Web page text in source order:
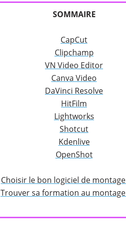
SOMMAIRE
CapCut
Clipchamp
VN Video Editor
Canva Video
DaVinci Resolve
HitFilm
Lightworks
Shotcut
Kdenlive
OpenShot
Choisir le bon logiciel de
Trouver sa formation au